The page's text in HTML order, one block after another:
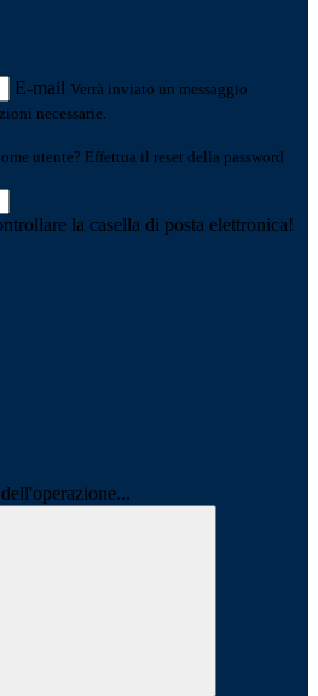
E-mail Verrà inviato un messaggio
necessarie.
utente? Effettua il reset della password
la casella di posta elettronica!